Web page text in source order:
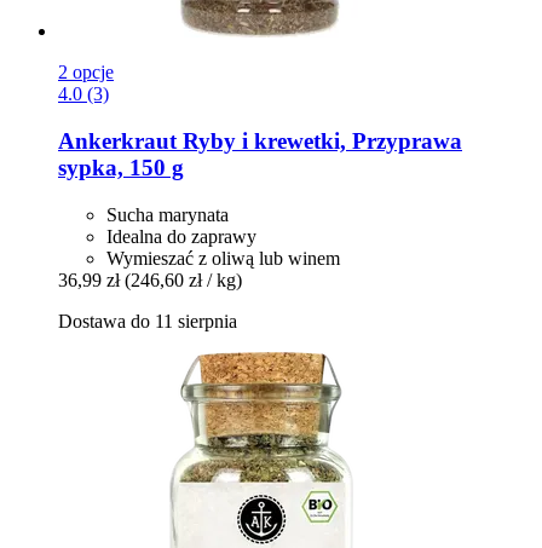
2 opcje
4.0 (3)
Ankerkraut Ryby i krewetki, Przyprawa
sypka, 150 g
Sucha marynata
Idealna do zaprawy
Wymieszać z oliwą lub winem
36,99 zł (246,60 zł / kg)
Dostawa do 11 sierpnia